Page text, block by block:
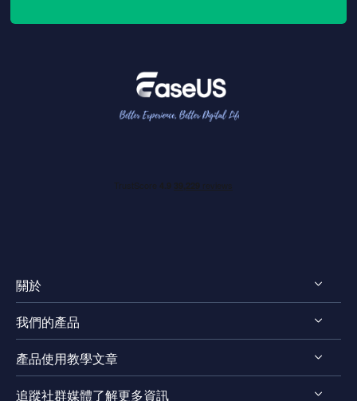
關於
認識EaseUS
評測 & 獎項
法律聲明
我們的產品
RecExperts for Windows
RecExperts for Mac
產品使用教學文章
追蹤社群媒體了解更多資訊